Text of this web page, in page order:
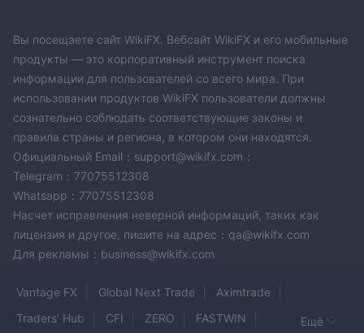
Вы посещаете сайт WikiFX. Вебсайт WikiFX и его мобильные
продукты — это корпоративный инструмент поиска
информации для пользователей со всего мира. При
использовании продуктов WikiFX пользователи должны
сознательно соблюдать соответствующие законы и
правила страны и региона, в котором они находятся.
Официальный Email：support@wikifx.com；
Telegram：77075512308
Whatsapp：77075512308
Насчет исправления неверной информаций, таких как
лицензия и другое, пишите на адрес：qa@wikifx.com
Для рекламы：business@wikifx.com
Vantage FX Global Next Trade
Aximtrade
Traders’ Hub
CFI ZERO FASTWIN Ещё